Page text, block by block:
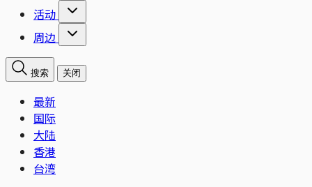
活动
周边
搜索 关闭
最新
国际
大陆
香港
台湾